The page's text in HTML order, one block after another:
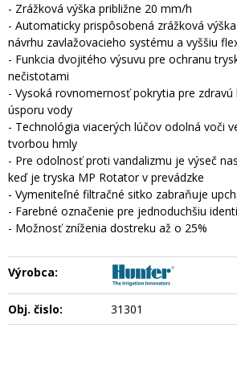
- Zrážková výška približne 20 mm/h
- Automaticky prispôsobená zrážková
návrhu zavlažovacieho systému a vyššiu
- Funkcia dvojitého výsuvu pre ochranu
nečistotami
- Vysoká rovnomernosť pokrytia pre
úsporu vody
- Technológia viacerých lúčov odolná voči
tvorbou hmly
- Pre odolnosť proti vandalizmu je výseč
keď je tryska MP Rotator v prevádzke
- Vymeniteľné filtračné sitko zabraňuje
- Farebné označenie pre jednoduchšiu
- Možnosť zníženia dostreku až o 25%
Výrobca:
Obj. čislo: 31301